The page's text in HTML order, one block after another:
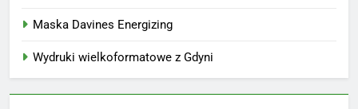
Maska Davines Energizing
Wydruki wielkoformatowe z Gdyni